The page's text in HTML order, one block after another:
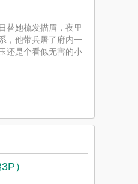
替她梳发描眉，夜里
，他带兵屠了府内一
还是个看似无害的小
）